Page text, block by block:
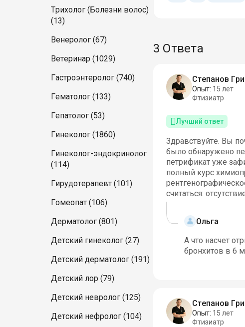
Трихолог (Болезни волос)
(13)
Венеролог (67)
Ветеринар (1029)
Гастроэнтеролог (740)
Гематолог (133)
Гепатолог (53)
Гинеколог (1860)
Гинеколог-эндокринолог
(114)
Гирудотерапевт (101)
Гомеопат (106)
Дерматолог (801)
Детский гинеколог (27)
Детский дерматолог (191)
Детский лор (79)
Детский невролог (125)
Детский нефролог (104)
3 Ответа
Степанов
Опыт: 15 лет
Фтизиатр
Лучший ответ
Здравствуйте. Вы
было обнаружено
петрификат уже
полный курс
считаться:
Ольга
А что насчет
бронхитов в 6
Степанов
Опыт: 15 лет
Фтизиатр